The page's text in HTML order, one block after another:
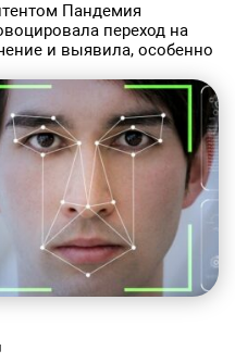
Пандемия
переход на
и выявила, особенно